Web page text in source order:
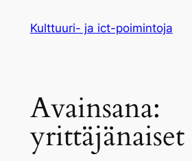
sisältöön
Kulttuuri- ja ict-poimintoja
Avainsana:
yrittäjänaiset